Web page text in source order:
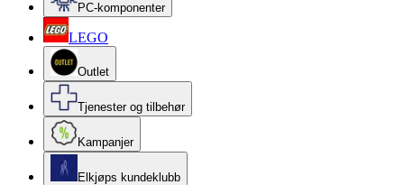
PC-komponenter
LEGO
Outlet
Tjenester og tilbehør
Kampanjer
Elkjøps kundeklubb